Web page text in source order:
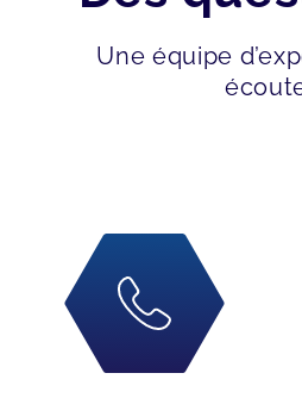
Une équipe